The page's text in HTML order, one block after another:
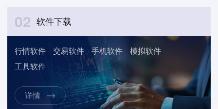
02 软件下载
行情软件 交易软件 手机软件
模拟软件
工具软件
详情